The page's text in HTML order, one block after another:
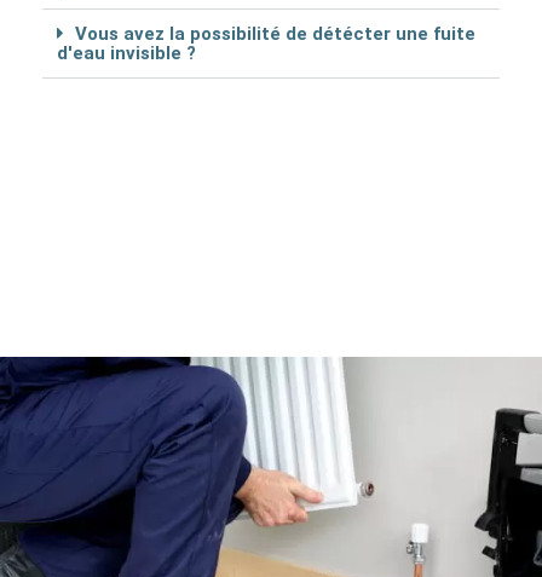
Vous avez la possibilité de détécter une fuite
d'eau invisible ?